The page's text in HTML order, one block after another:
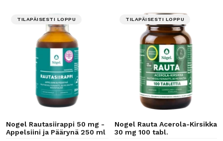
TILAPÄISESTI LOPPU
Nogel Rautasiirappi 50 mg -
Appelsiini ja Päärynä 250 ml
TILAPÄISESTI LOPPU
Nogel Rauta Acerola-Kirsikka
30 mg 100 tabl.